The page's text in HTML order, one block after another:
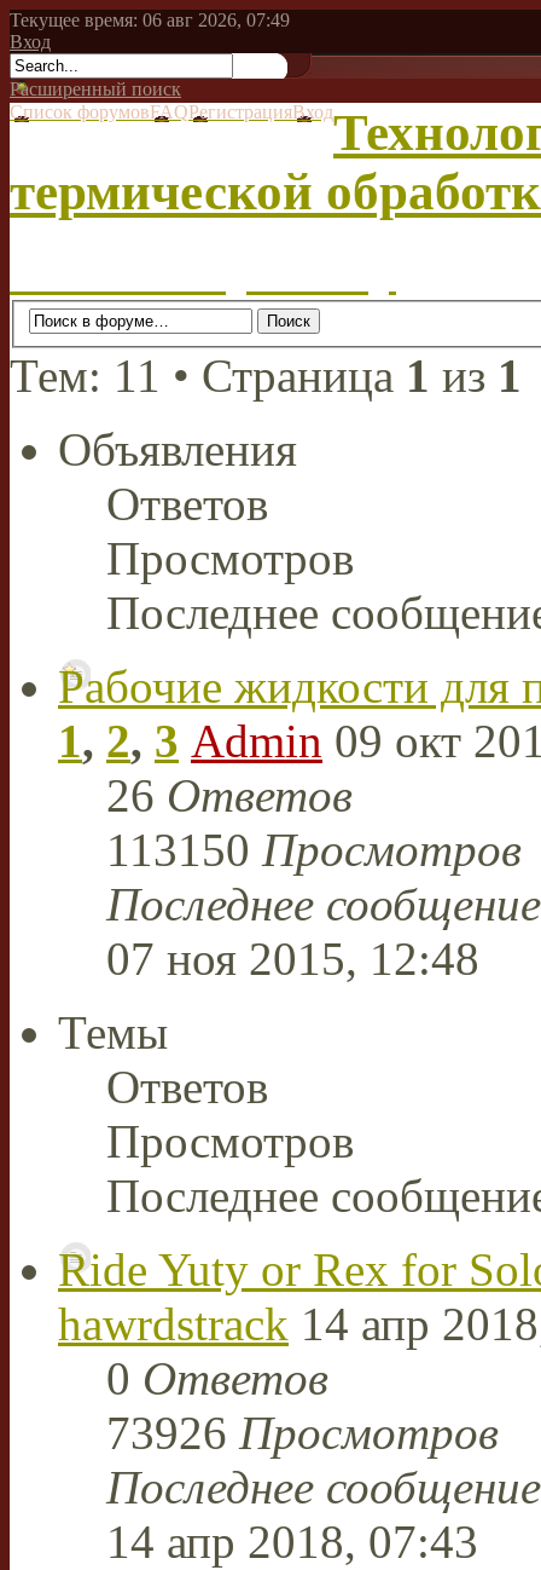
Текущее время: 06 авг 2026, 07:49
Вход
Расширенный поиск
Список форумовFAQРегистрацияВход
термической
Тем: 11 • Страница 1 из 1
Объявления
Ответов
Просмотров
Последнее
Рабочие жидкости для
1, 2, 3 Admin 09 окт
26 Ответов
113150 Просмотров
Последнее
07 ноя 2015, 12:48
Темы
Ответов
Просмотров
Последнее
Ride Yuty or Rex for
hawrdstrack 14 апр
0 Ответов
73926 Просмотров
Последнее
14 апр 2018, 07:43